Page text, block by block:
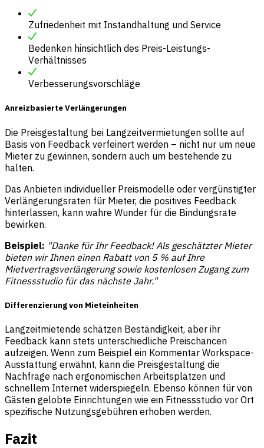
Zufriedenheit mit Instandhaltung und Service
Bedenken hinsichtlich des Preis-Leistungs-
Verhältnisses
Verbesserungsvorschläge
Anreizbasierte Verlängerungen
Die Preisgestaltung bei Langzeitvermietungen sollte auf
Basis von Feedback verfeinert werden – nicht nur um neue
Mieter zu gewinnen, sondern auch um bestehende zu
halten.
Das Anbieten individueller Preismodelle oder vergünstigter
Verlängerungsraten für Mieter, die positives Feedback
hinterlassen, kann wahre Wunder für die Bindungsrate
bewirken.
Beispiel: "Danke für Ihr Feedback! Als geschätzter Mieter
bieten wir Ihnen einen Rabatt von 5 % auf Ihre
Mietvertragsverlängerung sowie kostenlosen Zugang zum
Fitnessstudio für das nächste Jahr."
Differenzierung von Mieteinheiten
Langzeitmietende schätzen Beständigkeit, aber ihr
Feedback kann stets unterschiedliche Preischancen
aufzeigen. Wenn zum Beispiel ein Kommentar Workspace-
Ausstattung erwähnt, kann die Preisgestaltung die
Nachfrage nach ergonomischen Arbeitsplätzen und
schnellem Internet widerspiegeln. Ebenso können für von
Gästen gelobte Einrichtungen wie ein Fitnessstudio vor Ort
spezifische Nutzungsgebühren erhoben werden.
Fazit